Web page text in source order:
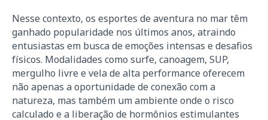
Nesse contexto, os esportes de aventura no mar têm
ganhado popularidade nos últimos anos, atraindo
entusiastas em busca de emoções intensas e desafios
físicos. Modalidades como surfe, canoagem, SUP,
mergulho livre e vela de alta performance oferecem
não apenas a oportunidade de conexão com a
natureza, mas também um ambiente onde o risco
calculado e a liberação de hormônios estimulantes